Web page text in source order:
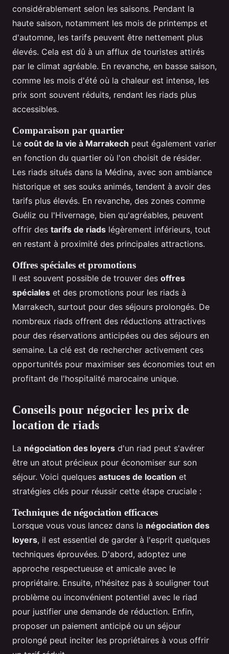
considérablement selon les saisons. Pendant la
haute saison, notamment les mois de printemps et
d'automne, les tarifs peuvent être nettement plus
élevés. Cela est dû à un afflux de touristes attirés
par le climat agréable. En revanche, en basse saison,
comme les mois d'été où la chaleur est intense, les
prix sont souvent réduits, rendant les riads plus
accessibles.
Comparaison par quartier
Le coût de la vie à Marrakech peut également varier
en fonction du quartier où l'on choisit de résider.
Les riads situés dans la Médina, avec son ambiance
historique et ses souks animés, tendent à avoir des
tarifs plus élevés. En revanche, des zones comme
Guéliz ou l'Hivernage, bien qu'agréables, peuvent
offrir des tarifs de riads légèrement inférieurs, tout
en restant à proximité des principales attractions.
Offres spéciales et promotions
Il est souvent possible de trouver des offres
spéciales et des promotions pour les riads à
Marrakech, surtout pour des séjours prolongés. De
nombreux riads offrent des réductions attractives
pour des réservations anticipées ou des séjours en
semaine. La clé est de rechercher activement ces
opportunités pour maximiser ses économies tout en
profitant de l'hospitalité marocaine unique.
Conseils pour négocier les prix de
location de riads
La négociation des loyers d'un riad peut s'avérer
être un atout précieux pour économiser sur son
séjour. Voici quelques astuces de location et
stratégies clés pour réussir cette étape cruciale :
Techniques de négociation efficaces
Lorsque vous vous lancez dans la négociation des
loyers, il est essentiel de garder à l'esprit quelques
techniques éprouvées. D'abord, adoptez une
approche respectueuse et amicale avec le
propriétaire. Ensuite, n'hésitez pas à souligner tout
problème ou inconvénient potentiel avec le riad
pour justifier une demande de réduction. Enfin,
proposer un paiement anticipé ou un séjour
prolongé peut inciter les propriétaires à vous offrir